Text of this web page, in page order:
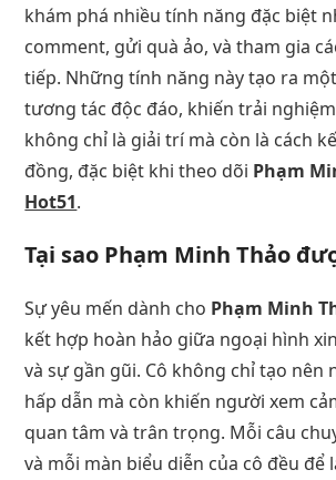
khám phá nhiều tính năng đặc biệt
comment, gửi quà ảo, và tham gia
tiếp. Những tính năng này tạo ra
tương tác độc đáo, khiến trải
không chỉ là giải trí mà còn là cách
đồng, đặc biệt khi theo dõi Phạm
Hot51.
Tại sao Phạm Minh Thảo
Sự yêu mến dành cho Phạm Minh
kết hợp hoàn hảo giữa ngoại hình
và sự gần gũi. Cô không chỉ tạo nên
hấp dẫn mà còn khiến người xem
quan tâm và trân trọng. Mỗi câu
và mỗi màn biểu diễn của cô đều để